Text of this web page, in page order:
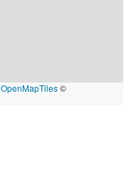
OpenMapTiles©